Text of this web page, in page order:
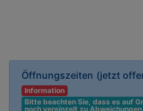
Öffnungszeiten (jetzt
Information
Bitte beachten Sie, dass es auf
noch vereinzelt zu